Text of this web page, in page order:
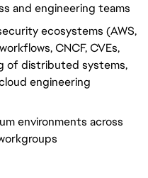
and engineering teams
ecosystems (AWS,
CNCF, CVEs,
of distributed systems,
engineering
environments across